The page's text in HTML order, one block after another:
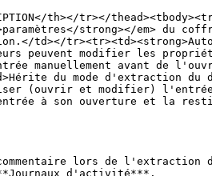
th></tr></
strong></em> du
td></
peuvent modifier les
manuellement avant de
du mode d'extraction du
(ouvrir et modifier) l'entrée
à son ouverture et la
lors de l'extraction
d'activité***.